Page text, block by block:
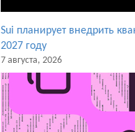
Sui планирует внедрить
2027 году
7 августа, 2026